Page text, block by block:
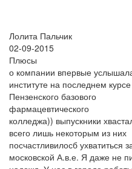
Лолита Пальчик
02-09-2015
Плюсы
о компании впервые
институте на последнем курсе
Пензенского базового
фармацевтического
колледжа)) выпускники
всего лишь некоторым из них
посчастливилосб ухватиться
московской А.в.е. Я даже не